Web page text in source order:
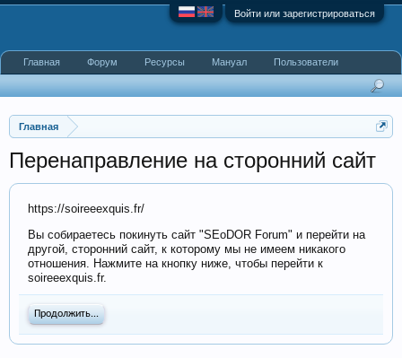
Войти или зарегистрироваться
Главная
Перенаправление на сторонний сайт
https://soireeexquis.fr/
Вы собираетесь покинуть сайт "SEoDOR Forum" и перейти на
другой, сторонний сайт, к которому мы не имеем никакого
отношения. Нажмите на кнопку ниже, чтобы перейти к
soireeexquis.fr.
Продолжить...
Главная Форум Ресурсы Мануал Пользователи